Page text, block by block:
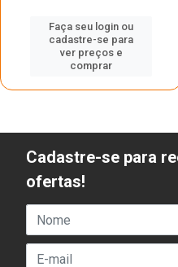
Faça seu login ou
cadastre-se para
ver preços e
comprar
Cadastre-se para
ofertas!